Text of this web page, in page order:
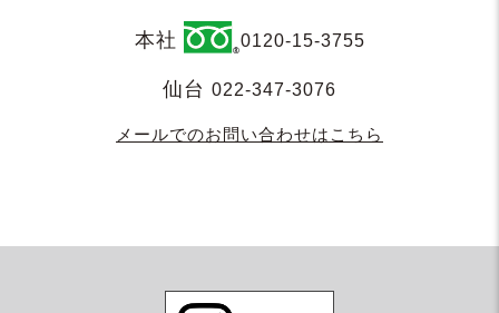
本社 0120-15-3755
仙台 022-347-3076
メールでのお問い合わせはこちら